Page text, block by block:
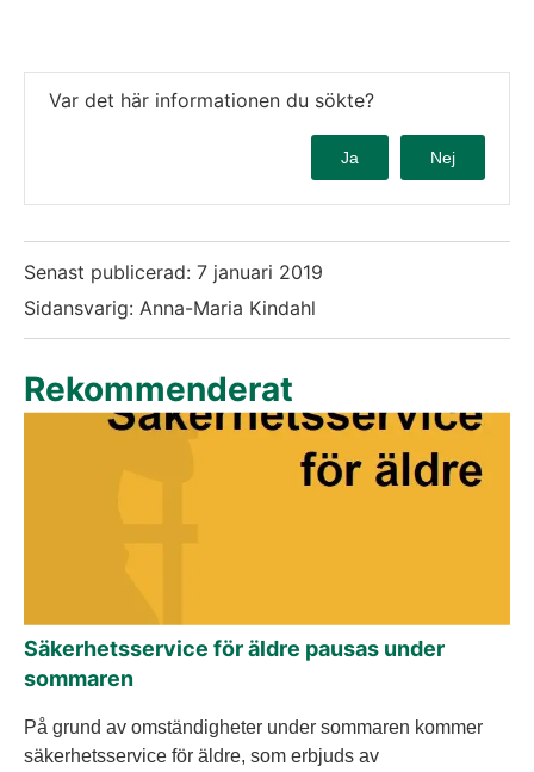
Var det här informationen du sökte?
Ja Nej
Senast publicerad: 7 januari 2019
Sidansvarig: Anna-Maria Kindahl
Rekommenderat
Säkerhetsservice för äldre pausas under
sommaren
På grund av omständigheter under sommaren kommer
säkerhetsservice för äldre, som erbjuds av